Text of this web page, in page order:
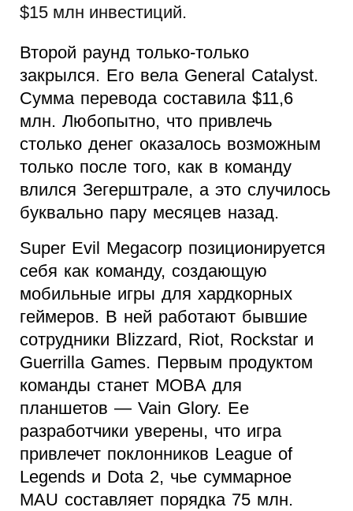
$15 млн инвестиций.
Второй раунд только-только
закрылся. Его вела General Catalyst.
Сумма перевода составила $11,6
млн. Любопытно, что привлечь
столько денег оказалось возможным
только после того, как в команду
влился Зегерштрале, а это случилось
буквально пару месяцев назад.
Super Evil Megacorp позиционируется
себя как команду, создающую
мобильные игры для хардкорных
геймеров. В ней работают бывшие
сотрудники Blizzard, Riot, Rockstar и
Guerrilla Games. Первым продуктом
команды станет MOBA для
планшетов — Vain Glory. Ее
разработчики уверены, что игра
привлечет поклонников League of
Legends и Dota 2, чье суммарное
MAU составляет порядка 75 млн.